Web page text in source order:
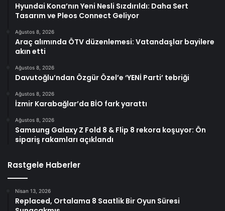
Hyundai Kona’nın Yeni Nesli Sızdırıldı: Daha Sert
Tasarım ve Pleos Connect Geliyor
Ağustos 8, 2026
Araç alımında ÖTV düzenlemesi: Vatandaşlar bayilere
akın etti
Ağustos 8, 2026
Davutoğlu’ndan Özgür Özel’e ‘YENİ Parti’ tebriği
Ağustos 8, 2026
İzmir Karabağlar’da BİO fark yarattı
Ağustos 8, 2026
Samsung Galaxy Z Fold 8 & Flip 8 rekora koşuyor: Ön
sipariş rakamları açıklandı
Rastgele Haberler
Nisan 13, 2026
Replaced, Ortalama 8 Saatlik Bir Oyun Süresi